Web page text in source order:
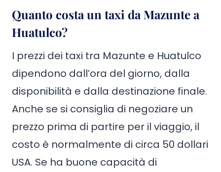
Quanto costa un taxi da Mazunte a
Huatulco?
I prezzi dei taxi tra Mazunte e Huatulco
dipendono dall’ora del giorno, dalla
disponibilità e dalla destinazione finale.
Anche se si consiglia di negoziare un
prezzo prima di partire per il viaggio, il
costo è normalmente di circa 50 dollari
USA. Se ha buone capacità di